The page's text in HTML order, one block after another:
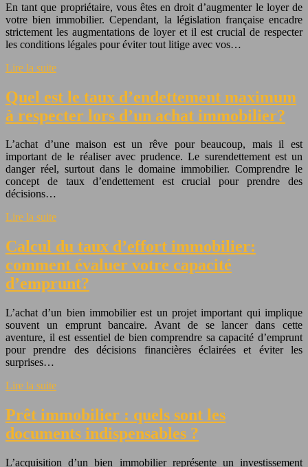
En tant que propriétaire, vous êtes en droit d’augmenter le loyer de
votre bien immobilier. Cependant, la législation française encadre
strictement les augmentations de loyer et il est crucial de respecter
les conditions légales pour éviter tout litige avec vos…
Lire la suite
Quel est le taux d’endettement maximum
à respecter lors d’un achat immobilier?
L’achat d’une maison est un rêve pour beaucoup, mais il est
important de le réaliser avec prudence. Le surendettement est un
danger réel, surtout dans le domaine immobilier. Comprendre le
concept de taux d’endettement est crucial pour prendre des
décisions…
Lire la suite
Calcul du taux d’effort immobilier:
comment évaluer votre capacité
d’emprunt?
L’achat d’un bien immobilier est un projet important qui implique
souvent un emprunt bancaire. Avant de se lancer dans cette
aventure, il est essentiel de bien comprendre sa capacité d’emprunt
pour prendre des décisions financières éclairées et éviter les
surprises…
Lire la suite
Prêt immobilier : quels sont les
documents indispensables ?
L’acquisition d’un bien immobilier représente un investissement